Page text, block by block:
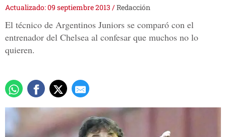
Actualizado: 09 septiembre 2013 /Redacción
El técnico de Argentinos Juniors se comparó con el
entrenador del Chelsea al confesar que muchos no lo
quieren.